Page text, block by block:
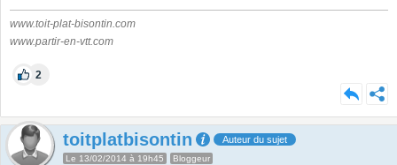
www.toit-plat-bisontin.com
www.partir-en-vtt.com
2
toitplatbisontin Auteur du sujet
Le 13/02/2014 à 19h45 Bloggeur